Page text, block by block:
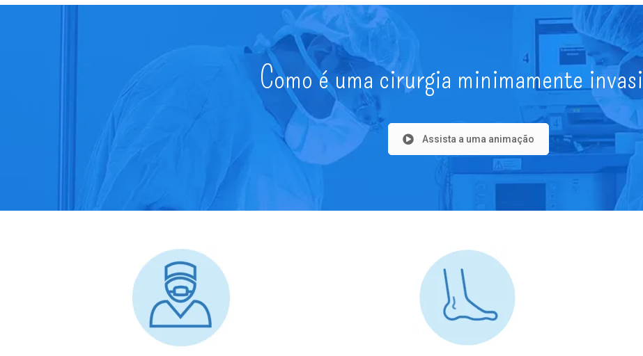
Como é uma cirurgia minimamente
Assista a uma animação